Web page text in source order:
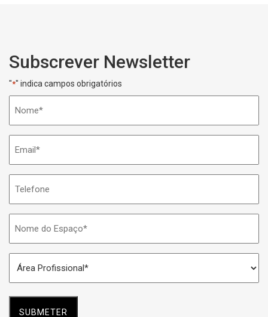
Subscrever Newsletter
"*" indica campos obrigatórios
do
Espaço
Profissional
*